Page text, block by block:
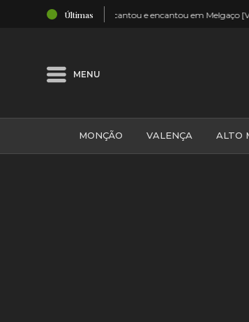
Últimas
[VÍDEO e FOTOS] 03:40 Enchente viu Diogo
MENU
MONÇÃO VALENÇA ALTO